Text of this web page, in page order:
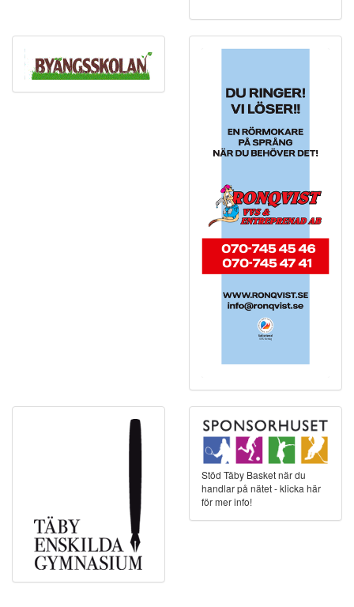
Stöd Täby Basket när du
handlar på nätet - klicka här
för mer info!